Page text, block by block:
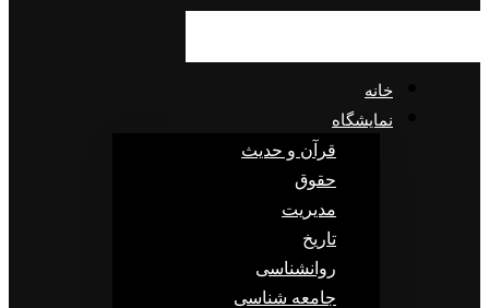
خانه
نمایشگاه
قرآن و حدیث
حقوق
مدیریت
تاریخ
روانشناسی
جامعه شناسی